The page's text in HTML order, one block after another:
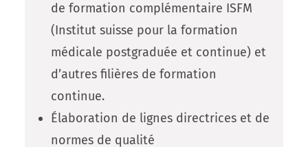
de formation complémentaire ISFM
(Institut suisse pour la formation
médicale postgraduée et continue) et
d’autres filières de formation
continue.
Élaboration de lignes directrices et de
normes de qualité